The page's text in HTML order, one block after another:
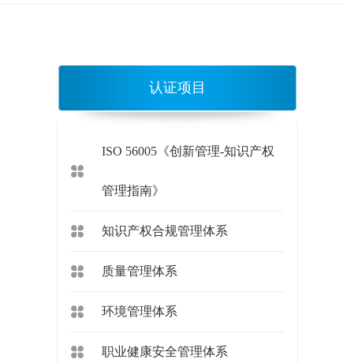
认证项目
ISO 56005《创新管理-知识产权
管理指南》
知识产权合规管理体系
质量管理体系
环境管理体系
职业健康安全管理体系